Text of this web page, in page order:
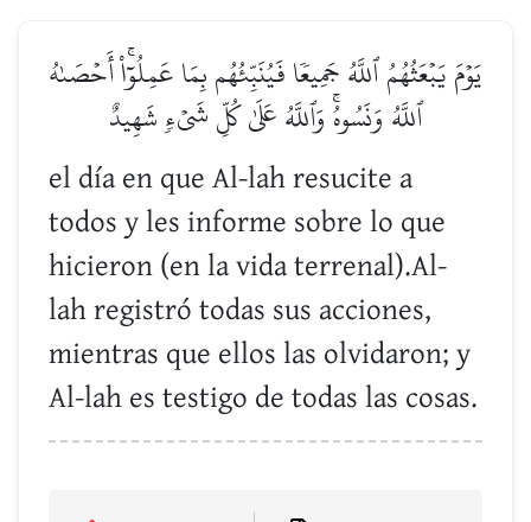
يَوۡمَ يَبۡعَثُهُمُ ٱللَّهُ جَمِيعٗا فَيُنَبِّئُهُم بِمَا عَمِلُوٓاْۚ أَحۡصَىٰهُ
ٱللَّهُ وَنَسُوهُۚ وَٱللَّهُ عَلَىٰ كُلِّ شَيۡءٖ شَهِيدٌ
el día en que Al-lah resucite a
todos y les informe sobre lo que
hicieron (en la vida terrenal).Al-
lah registró todas sus acciones,
mientras que ellos las olvidaron; y
Al-lah es testigo de todas las cosas.